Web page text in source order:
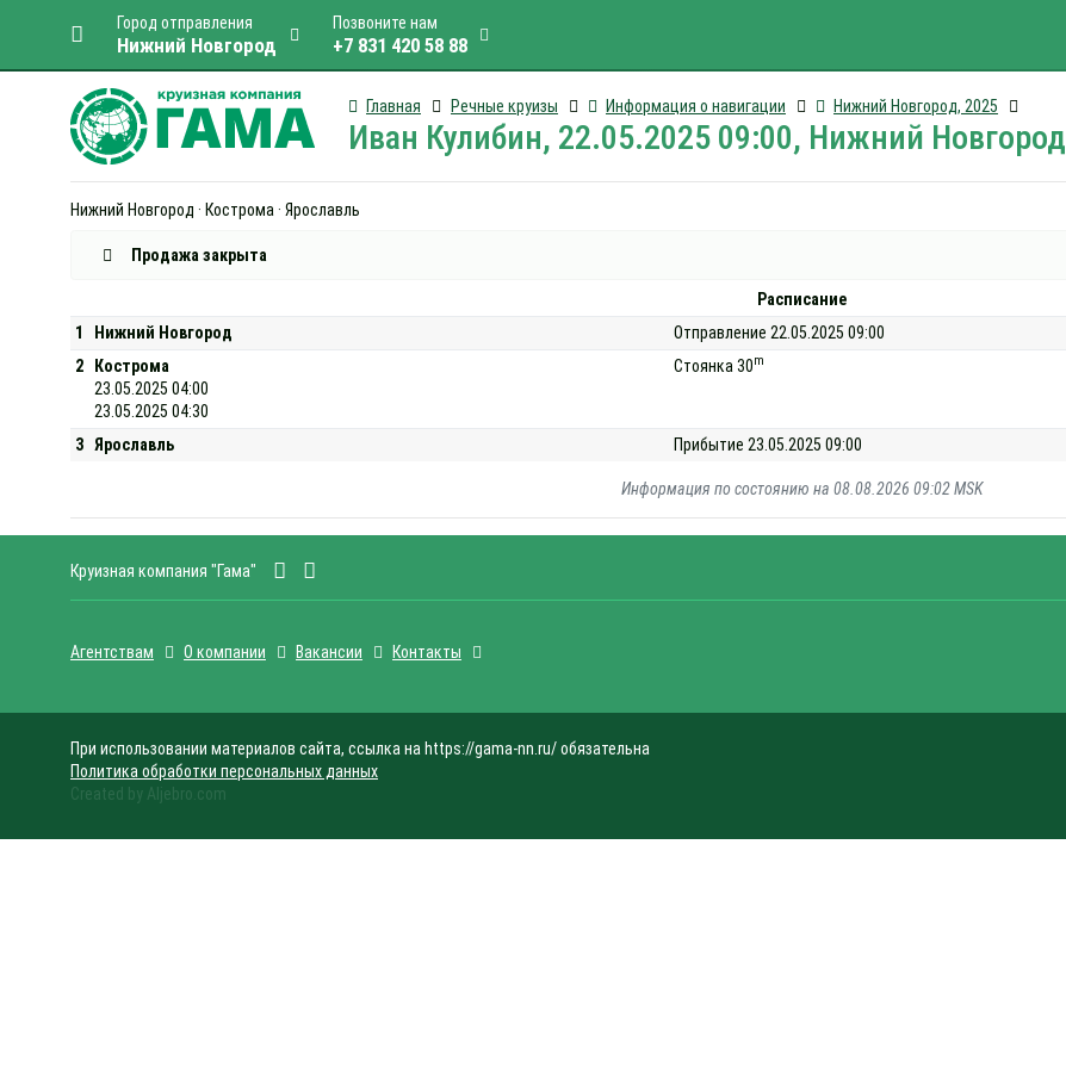
Город отправления
Нижний Новгород
Позвоните нам
+7 831 420 58 88
Главная Речные круизы Информация о навигации Нижний Новгород, 2025
Иван Кулибин, 22.05.2025 09:00, Нижний Новгород
Нижний Новгород · Кострома · Ярославль
Продажа закрыта
Расписание
1
Нижний Новгород
Отправление 22.05.2025 09:00
2
Кострома
23.05.2025 04:00
23.05.2025 04:30
Стоянка 30m
3 Ярославль Прибытие 23.05.2025 09:00
Информация по состоянию на 08.08.2026 09:02 MSK
Круизная компания "Гама"
Агентствам О компании Вакансии Контакты
При использовании материалов сайта, ссылка на https://gama-nn.ru/ обязательна
Политика обработки персональных данных
Created by Aljebro.com